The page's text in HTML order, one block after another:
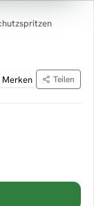
Merken Teilen